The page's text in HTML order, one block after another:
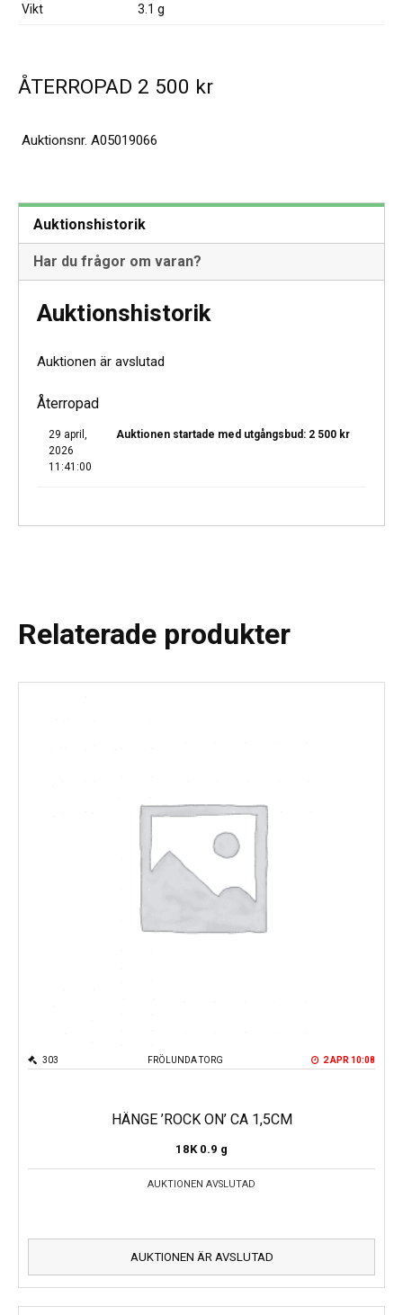
Vikt 3.1 g
ÅTERROPAD 2 500 kr
Auktionsnr. A05019066
Auktionshistorik
Har du frågor om varan?
Auktionshistorik
Auktionen är avslutad
Återropad
29 april,
2026
11:41:00
Auktionen startade med utgångsbud: 2 500 kr
Relaterade produkter
FRÖLUNDA TORG
303 2 APR 10:08
HÄNGE ’ROCK ON’ CA 1,5CM
18K 0.9 g
AUKTIONEN AVSLUTAD
AUKTIONEN ÄR AVSLUTAD